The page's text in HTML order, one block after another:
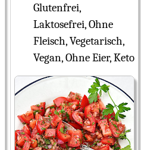
Glutenfrei,
Laktosefrei, Ohne
Fleisch, Vegetarisch,
Vegan, Ohne Eier, Keto